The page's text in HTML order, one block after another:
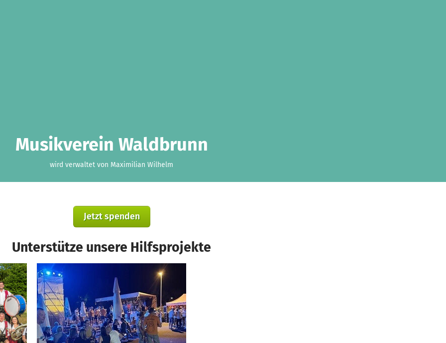
Musikverein Waldbrunn
wird verwaltet von Maximilian Wilhelm
Jetzt spenden
Unterstütze unsere Hilfsprojekte